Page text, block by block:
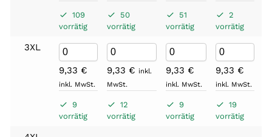
109
vorrätig
50
vorrätig
51
vorrätig
2
vorrätig
3XL
9,33 €
inkl. MwSt.
9
vorrätig
9,33 € inkl.
MwSt.
12
vorrätig
9,33 €
inkl. MwSt.
9
vorrätig
9,33 €
inkl. MwSt.
19
vorrätig